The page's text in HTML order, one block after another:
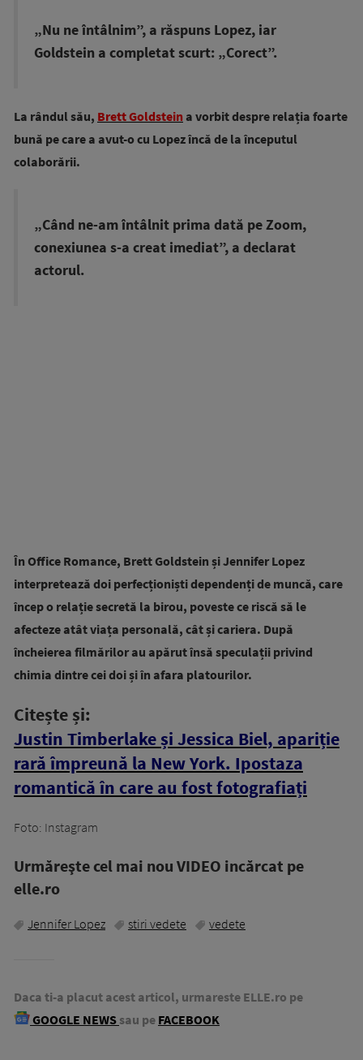
„Nu ne întâlnim”, a răspuns Lopez, iar
Goldstein a completat scurt: „Corect”.
La rândul său, Brett Goldstein a vorbit despre relația foarte
bună pe care a avut-o cu Lopez încă de la începutul
colaborării.
„Când ne-am întâlnit prima dată pe Zoom,
conexiunea s-a creat imediat”, a declarat
actorul.
În Office Romance, Brett Goldstein și Jennifer Lopez
interpretează doi perfecționiști dependenți de muncă, care
încep o relație secretă la birou, poveste ce riscă să le
afecteze atât viața personală, cât și cariera. După
încheierea filmărilor au apărut însă speculații privind
chimia dintre cei doi și în afara platourilor.
Citește și:
Justin Timberlake și Jessica Biel, apariție
rară împreună la New York. Ipostaza
romantică în care au fost fotografiați
Foto: Instagram
Urmăreşte cel mai nou VIDEO incărcat pe
elle.ro
Jennifer Lopez stiri vedete vedete
Daca ti-a placut acest articol, urmareste ELLE.ro pe
GOOGLE NEWS sau pe FACEBOOK